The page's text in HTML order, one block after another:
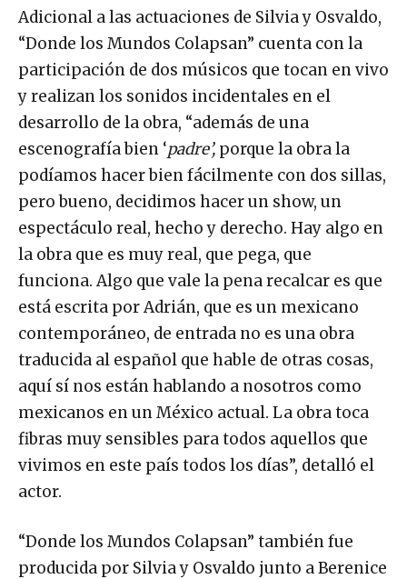
Adicional a las actuaciones de Silvia y Osvaldo,
“Donde los Mundos Colapsan” cuenta con la
participación de dos músicos que tocan en vivo
y realizan los sonidos incidentales en el
desarrollo de la obra, “además de una
escenografía bien ‘padre’, porque la obra la
podíamos hacer bien fácilmente con dos sillas,
pero bueno, decidimos hacer un show, un
espectáculo real, hecho y derecho. Hay algo en
la obra que es muy real, que pega, que
funciona. Algo que vale la pena recalcar es que
está escrita por Adrián, que es un mexicano
contemporáneo, de entrada no es una obra
traducida al español que hable de otras cosas,
aquí sí nos están hablando a nosotros como
mexicanos en un México actual. La obra toca
fibras muy sensibles para todos aquellos que
vivimos en este país todos los días”, detalló el
actor.
“Donde los Mundos Colapsan” también fue
producida por Silvia y Osvaldo junto a Berenice